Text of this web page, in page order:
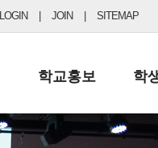
LOGIN JOIN SITEMAP
학교홍보
보도자료
학